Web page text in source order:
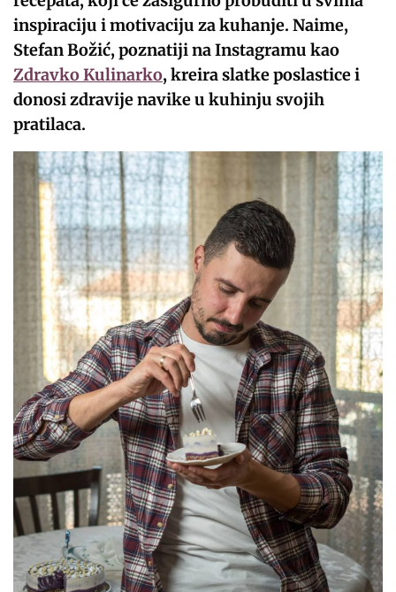
inspiraciju i motivaciju za kuhanje. Naime,
Stefan Božić, poznatiji na Instagramu kao
Zdravko Kulinarko, kreira slatke poslastice i
donosi zdravije navike u kuhinju svojih
pratilaca.